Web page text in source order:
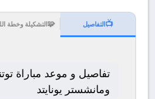
📺التفاصيل 🧩التشكيلة وخطة
تفاصيل و موعد مباراة
ومانشستر يونايتد